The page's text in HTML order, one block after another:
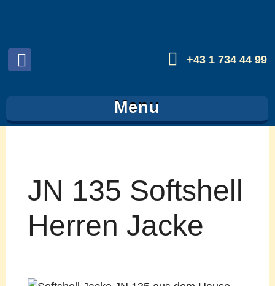
+43 1 734 44 99
Menu
JN 135 Softshell
Herren Jacke